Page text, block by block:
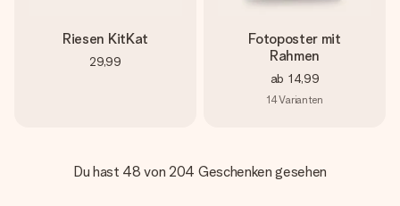
Riesen KitKat
29,99
Fotoposter mit
Rahmen
ab 14,99
14Varianten
Du hast 48 von 204 Geschenken gesehen